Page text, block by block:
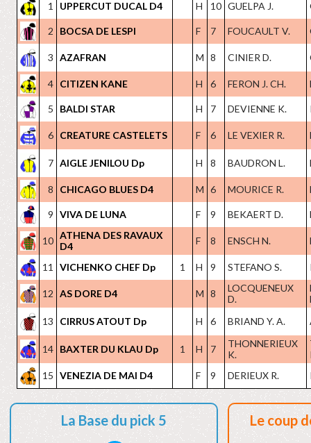
1
UPPERCUT DUCAL D4 H 10 GUELPA J.
2 BOCSA DE LESPI F 7 FOUCAULT V.
3 AZAFRAN M 8 CINIER D.
4 CITIZEN KANE H 6 FERON J. CH.
5 BALDI STAR H 7 DEVIENNE K.
6 CREATURE CASTELETS F 6 LE VEXIER R.
7 AIGLE JENILOU Dp H 8 BAUDRON L.
8 CHICAGO BLUES D4 M 6 MOURICE R.
9 VIVA DE LUNA F 9 BEKAERT D.
10 ATHENA DES RAVAUX
D4
F 8 ENSCH N.
11 VICHENKO CHEF Dp 1 H 9 STEFANO S.
12 AS DORE D4 M 8
LOCQUENEUX
D.
13
CIRRUS ATOUT Dp H 6 BRIAND Y. A.
14 BAXTER DU KLAU Dp 1 H 7
THONNERIEUX
K.
15 VENEZIA DE MAI D4 F 9 DERIEUX R.
La Base du pick 5
Le coup